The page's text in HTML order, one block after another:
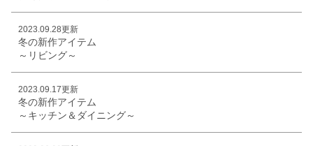
2023.09.28更新
冬の新作アイテム
～リビング～
2023.09.17更新
冬の新作アイテム
～キッチン＆ダイニング～